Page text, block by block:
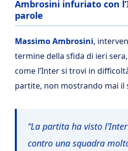
Ambrosini infuriato con
parole
Massimo Ambrosini,
termine della sfida di ieri
come l’Inter si trovi in
partite, non mostrando mai il
“La partita ha visto
contro una squadra